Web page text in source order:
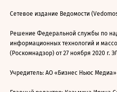
Сетевое издание Ведомости
Решение Федеральной службы по
информационных технологий и
(Роскомнадзор) от 27 ноября 2020 г.
Учредитель: АО «Бизнес Ньюс Медиа»